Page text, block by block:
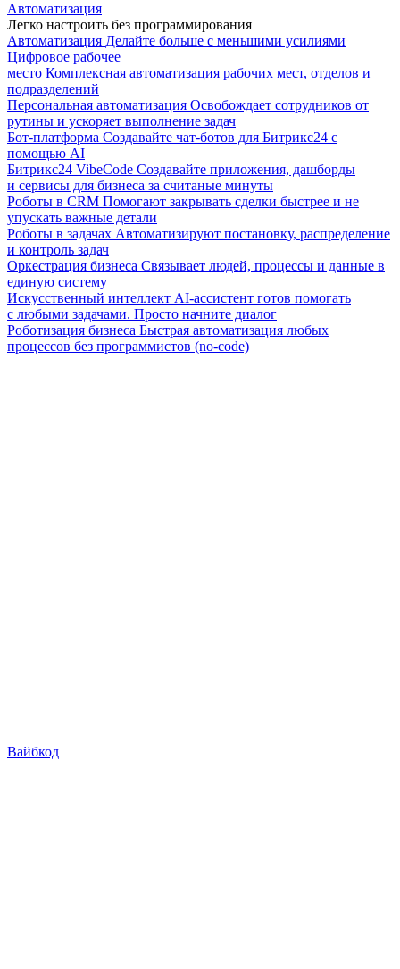
Автоматизация
Легко настроить без программирования
Автоматизация Делайте больше с меньшими усилиями
Цифровое рабочее
место Комплексная автоматизация рабочих мест, отделов и
подразделений
Персональная автоматизация Освобождает сотрудников от
рутины и ускоряет выполнение задач
Бот-платформа Создавайте чат-ботов для Битрикс24 с
помощью AI
Битрикс24 VibeCode Создавайте приложения, дашборды
и сервисы для бизнеса за считаные минуты
Роботы в CRM Помогают закрывать сделки быстрее и не
упускать важные детали
Роботы в задачах Автоматизируют постановку, распределение
и контроль задач
Оркестрация бизнеса Связывает людей, процессы и данные в
единую систему
Искусственный интеллект AI-ассистент готов помогать
с любыми задачами. Просто начните диалог
Роботизация бизнеса Быстрая автоматизация любых
процессов без программистов (no-code)
Вайбкод